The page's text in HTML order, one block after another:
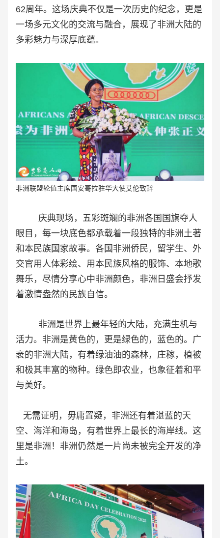
62周年。这场庆典不仅是一次历史的纪念，更是
一场多元文化的交流与融合，展现了非洲大陆的
多彩魅力与深厚底蕴。
非洲联盟轮值主席国安哥拉驻华大使艾伦致辞
庆典现场，五彩斑斓的非洲各国国旗夺人
眼目，每一块底色都承载着一段独特的非洲土著
和本民族国家故事。各国非洲侨民，留学生、外
交官用人体彩绘、用本民族风格的服饰、本地歌
舞乐，尽情分享心中非洲颜色，非洲日盛会抒发
着激情盎然的民族自信。
非洲是世界上最年轻的大陆，充满生机与
活力。非洲是黄色的，更是绿色的，蓝色的。广
袤的非洲大陆，有着绿油油的森林，庄稼，植被
和极其丰富的物种。绿色即农业，也象征着和平
与美好。
无需证明，毋庸置疑，非洲还有着湛蓝的天
空、海洋和海岛，有着世界上最长的海岸线。 这
里是非洲！ 非洲仍然是一片尚未被完全开发的净
土。